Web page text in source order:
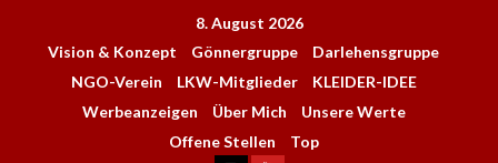
8. August 2026
Vision & Konzept
Gönnergruppe
Darlehensgruppe
NGO-Verein
LKW-Mitglieder
KLEIDER-IDEE
Werbeanzeigen
Über Mich
Unsere Werte
Offene Stellen
Top